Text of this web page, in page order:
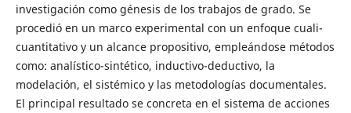
investigación como génesis de los trabajos de grado. Se
procedió en un marco experimental con un enfoque cuali-
cuantitativo y un alcance propositivo, empleándose métodos
como: analístico-sintético, inductivo-deductivo, la
modelación, el sistémico y las metodologías documentales.
El principal resultado se concreta en el sistema de acciones